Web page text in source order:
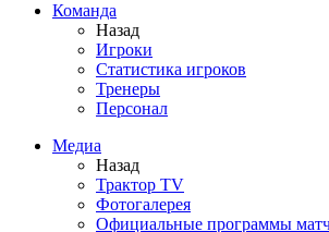
Команда
Назад
Игроки
Статистика игроков
Тренеры
Персонал
Медиа
Назад
Трактор TV
Фотогалерея
Официальные программы